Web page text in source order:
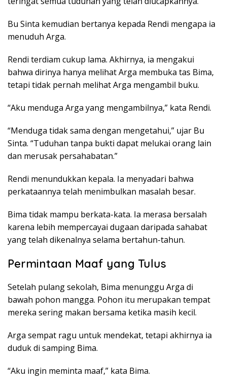
Bu Sinta kemudian bertanya kepada Rendi mengapa ia
menuduh Arga.
Rendi terdiam cukup lama. Akhirnya, ia mengakui
bahwa dirinya hanya melihat Arga membuka tas Bima,
tetapi tidak pernah melihat Arga mengambil buku.
“Aku menduga Arga yang mengambilnya,” kata Rendi.
“Menduga tidak sama dengan mengetahui,” ujar Bu
Sinta. “Tuduhan tanpa bukti dapat melukai orang lain
dan merusak persahabatan.”
Rendi menundukkan kepala. Ia menyadari bahwa
perkataannya telah menimbulkan masalah besar.
Bima tidak mampu berkata-kata. Ia merasa bersalah
karena lebih mempercayai dugaan daripada sahabat
yang telah dikenalnya selama bertahun-tahun.
Permintaan Maaf yang Tulus
Setelah pulang sekolah, Bima menunggu Arga di
bawah pohon mangga. Pohon itu merupakan tempat
mereka sering makan bersama ketika masih kecil.
Arga sempat ragu untuk mendekat, tetapi akhirnya ia
duduk di samping Bima.
“Aku ingin meminta maaf,” kata Bima.